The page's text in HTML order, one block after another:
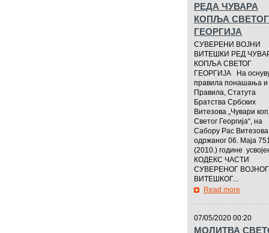
РЕДА ЧУВАРА
КОПЉА СВЕТОГ
ГЕОРГИЈА
СУВЕРЕНИ ВОЈНИ
ВИТЕШКИ РЕД
КОПЉА СВЕТОГ
ГЕОРГИЈА На
правила понашања и
Правила, Статута
Братства Србских
Витезова „Чувари
Светог Георгија“, на
Сабору Рас Витезова
одржаног 06. Маја
(2010.) године
КОДЕКС ЧАСТИ
СУВЕРЕНОГ ВОЈНОГ
ВИТЕШКОГ...
Read more
07/05/2020 00:20
МОЛИТВА